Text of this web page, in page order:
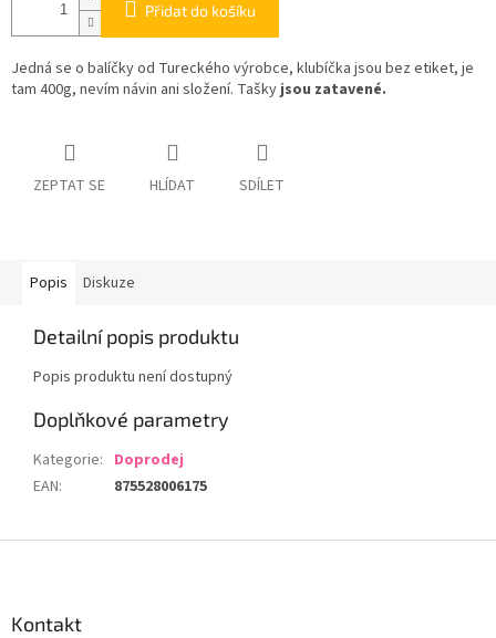
Přidat do košíku
Jedná se o balíčky od Tureckého výrobce, klubíčka jsou bez etiket, je
tam 400g, nevím návin ani složení. Taškyjsou zatavené.
ZEPTAT SE HLÍDAT SDÍLET
Popis Diskuze
Detailní popis produktu
Popis produktu není dostupný
Doplňkové parametry
Kategorie: Doprodej
EAN: 875528006175
Kontakt